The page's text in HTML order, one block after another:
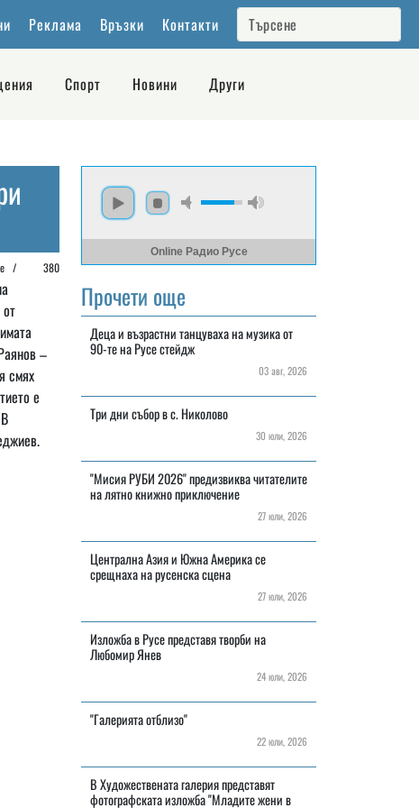
Реклама Връзки Контакти
Спорт Новини Други
/ 380
–
смях
е
Online Радио Русе
Прочети още
Деца и възрастни танцуваха на музика от
90-те на Русе стейдж
03 авг, 2026
Три дни събор в с. Николово
30 юли, 2026
"Мисия РУБИ 2026" предизвиква читателите
на лятно книжно приключение
27 юли, 2026
Централна Азия и Южна Америка се
срещнаха на русенска сцена
27 юли, 2026
Изложба в Русе представя творби на
Любомир Янев
24 юли, 2026
"Галерията отблизо"
22 юли, 2026
В Художествената галерия представят
фотографската изложба "Младите жени в